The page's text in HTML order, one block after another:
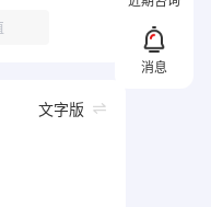
文字版
消息